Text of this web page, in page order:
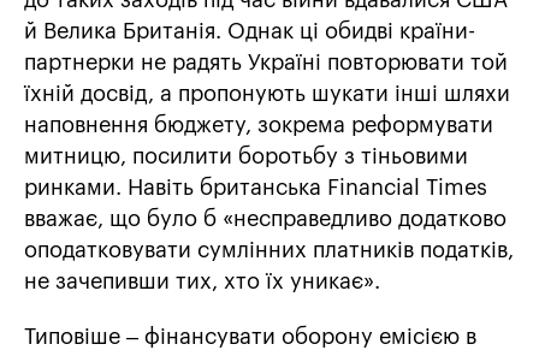
й Велика Британія. Однак ці обидві країни-
партнерки не радять Україні повторювати той
їхній досвід, а пропонують шукати інші шляхи
наповнення бюджету, зокрема реформувати
митницю, посилити боротьбу з тіньовими
ринками. Навіть британська Financial Times
вважає, що було б «несправедливо додатково
оподатковувати сумлінних платників податків,
не зачепивши тих, хто їх уникає».
Типовіше – фінансувати оборону емісією в